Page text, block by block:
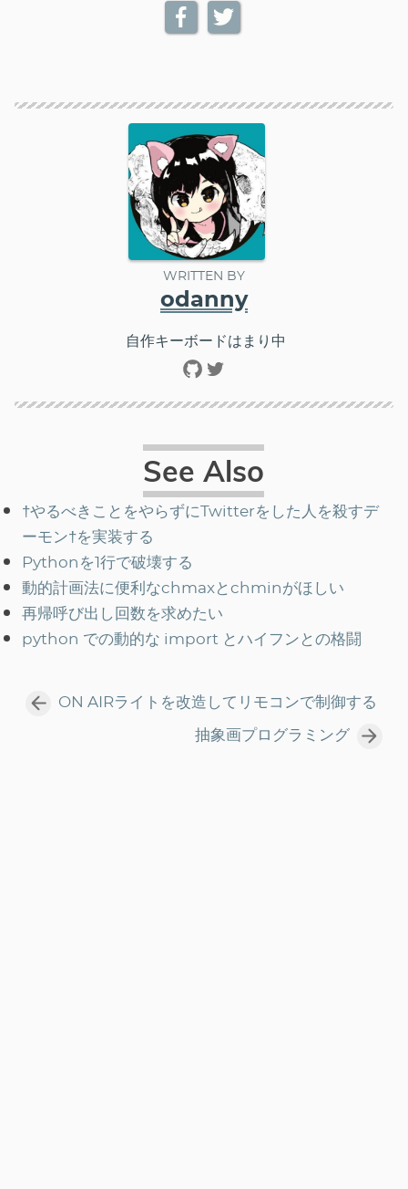
WRITTEN BY
odanny
自作キーボードはまり中
See Also
†やるべきことをやらずにTwitterをした人を殺すデ
ーモン†を実装する
Pythonを1行で破壊する
動的計画法に便利なchmaxとchminがほしい
再帰呼び出し回数を求めたい
python での動的な import とハイフンとの格闘
ON AIRライトを改造してリモコンで制御する
抽象画プログラミング